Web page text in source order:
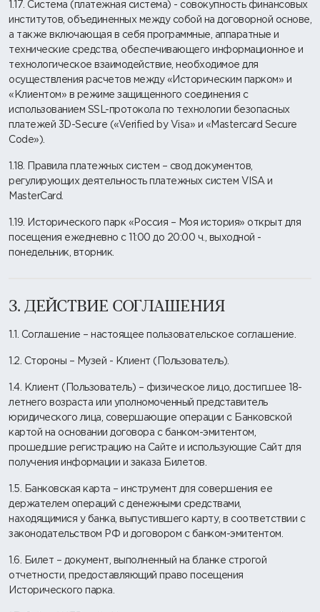
1.17. Система (платежная система) - совокупность финансовых
институтов, объединенных между собой на договорной основе,
а также включающая в себя программные, аппаратные и
технические средства, обеспечивающего информационное и
технологическое взаимодействие, необходимое для
осуществления расчетов между «Историческим парком» и
«Клиентом» в режиме защищенного соединения c
использованием SSL-протокола по технологии безопасных
платежей 3D-Secure («Verified by Visa» и «Mastercard Secure
Code»).
1.18. Правила платежных систем – свод документов,
регулирующих деятельность платежных систем VISA и
MasterCard.
1.19. Исторического парк «Россия – Моя история» открыт для
посещения ежедневно с 11:00 до 20:00 ч., выходной -
понедельник, вторник.
3. ДЕЙСТВИЕ СОГЛАШЕНИЯ
1.1. Соглашение – настоящее пользовательское соглашение.
1.2. Стороны – Музей - Клиент (Пользователь).
1.4. Клиент (Пользователь) – физическое лицо, достигшее 18-
летнего возраста или уполномоченный представитель
юридического лица, совершающие операции с Банковской
картой на основании договора с банком-эмитентом,
прошедшие регистрацию на Сайте и использующие Сайт для
получения информации и заказа Билетов.
1.5. Банковская карта – инструмент для совершения ее
держателем операций с денежными средствами,
находящимися у банка, выпустившего карту, в соответствии с
законодательством РФ и договором с банком-эмитентом.
1.6. Билет – документ, выполненный на бланке строгой
отчетности, предоставляющий право посещения
Исторического парка.